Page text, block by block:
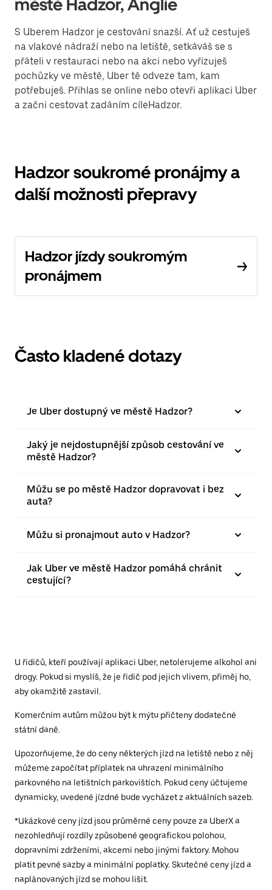
městě Hadzor, Anglie
S Uberem Hadzor je cestování snazší. Ať už cestuješ
na vlakové nádraží nebo na letiště, setkáváš se s
přáteli v restauraci nebo na akci nebo vyřizuješ
pochůzky ve městě, Uber tě odveze tam, kam
potřebuješ. Přihlas se online nebo otevři aplikaci Uber
a začni cestovat zadáním cíleHadzor.
Hadzor soukromé pronájmy a
další možnosti přepravy
Hadzor jízdy soukromým
pronájmem
Často kladené dotazy
Je Uber dostupný ve městě Hadzor?
Jaký je nejdostupnější způsob cestování ve
městě Hadzor?
Můžu se po městě Hadzor dopravovat i bez
auta?
Můžu si pronajmout auto v Hadzor?
Jak Uber ve městě Hadzor pomáhá chránit
cestující?
U řidičů, kteří používají aplikaci Uber, netolerujeme alkohol ani
drogy. Pokud si myslíš, že je řidič pod jejich vlivem, přiměj ho,
aby okamžitě zastavil.
Komerčním autům můžou být k mýtu přičteny dodatečné
státní daně.
Upozorňujeme, že do ceny některých jízd na letiště nebo z něj
můžeme započítat příplatek na uhrazení minimálního
parkovného na letištních parkovištích. Pokud ceny účtujeme
dynamicky, uvedené jízdné bude vycházet z aktuálních sazeb.
*Ukázkové ceny jízd jsou průměrné ceny pouze za UberX a
nezohledňují rozdíly způsobené geografickou polohou,
dopravními zdrženími, akcemi nebo jinými faktory. Mohou
platit pevné sazby a minimální poplatky. Skutečné ceny jízd a
naplánovaných jízd se mohou lišit.